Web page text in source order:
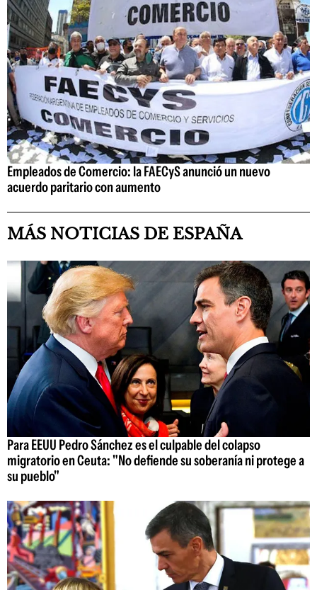
Empleados de Comercio: la FAECyS anunció un nuevo
acuerdo paritario con aumento
MÁS NOTICIAS DE ESPAÑA
Para EEUU Pedro Sánchez es el culpable del colapso
migratorio en Ceuta: "No defiende su soberanía ni protege a
su pueblo"